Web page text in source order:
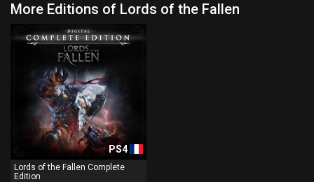
More Editions of Lords of the Fallen
PS4
Lords of the Fallen Complete
Edition